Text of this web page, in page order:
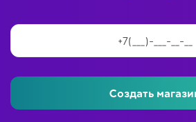
Создать